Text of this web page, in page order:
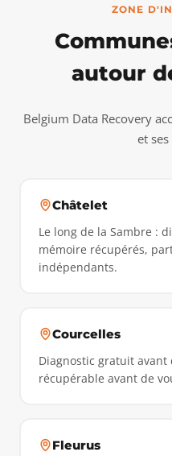
ZONE
autour
Belgium Data Recovery
et
Châtelet
Le long de la Sambre :
mémoire récupérés,
indépendants.
Courcelles
Diagnostic gratuit avant
récupérable avant de
Fleurus